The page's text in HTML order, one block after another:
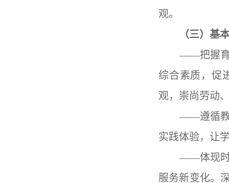
观。
（三）基
——把握育人
综合素质，促
观，崇尚劳动
——遵循教育
实践体验，让
——体现时代
服务新变化。